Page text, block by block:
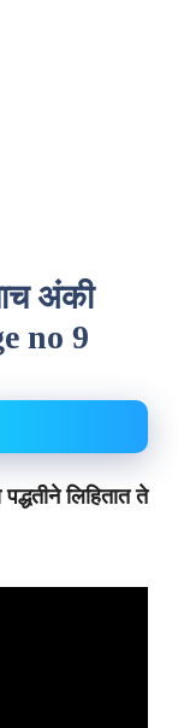
अंकी
no 9
लिहितात ते